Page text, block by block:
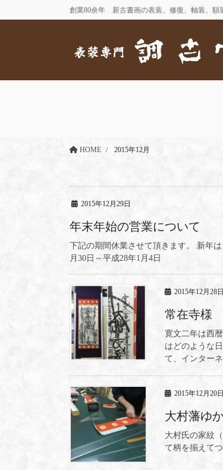
ン
ビ
創業80余年 新古書画の表装、修復、軸装、額
HOME 2015年12月
2015年12月29日
年末年始の営業について
下記の期間休業させて頂きます。 新年
月30日～平成28年1月4日
2015年12月28日
常在寺様
寛文二年は西
はどのような
て、インター
2015年12月20日
大村藩ゆ
大村氏の家紋
て柄を揃えて